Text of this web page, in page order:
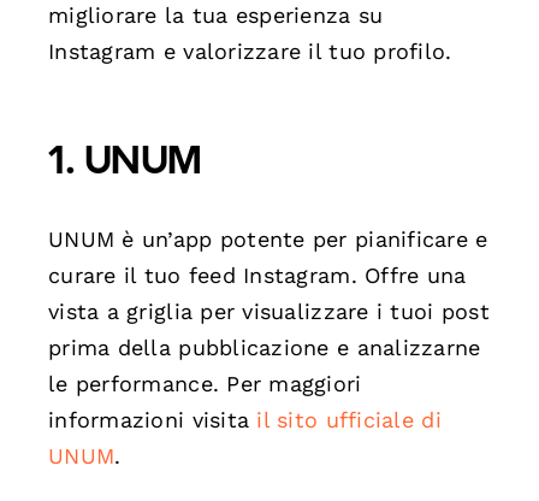
migliorare la tua esperienza su
Instagram e valorizzare il tuo profilo.
1. UNUM
UNUM è un’app potente per pianificare e
curare il tuo feed Instagram. Offre una
vista a griglia per visualizzare i tuoi post
prima della pubblicazione e analizzarne
le performance. Per maggiori
informazioni visita il sito ufficiale di
UNUM.